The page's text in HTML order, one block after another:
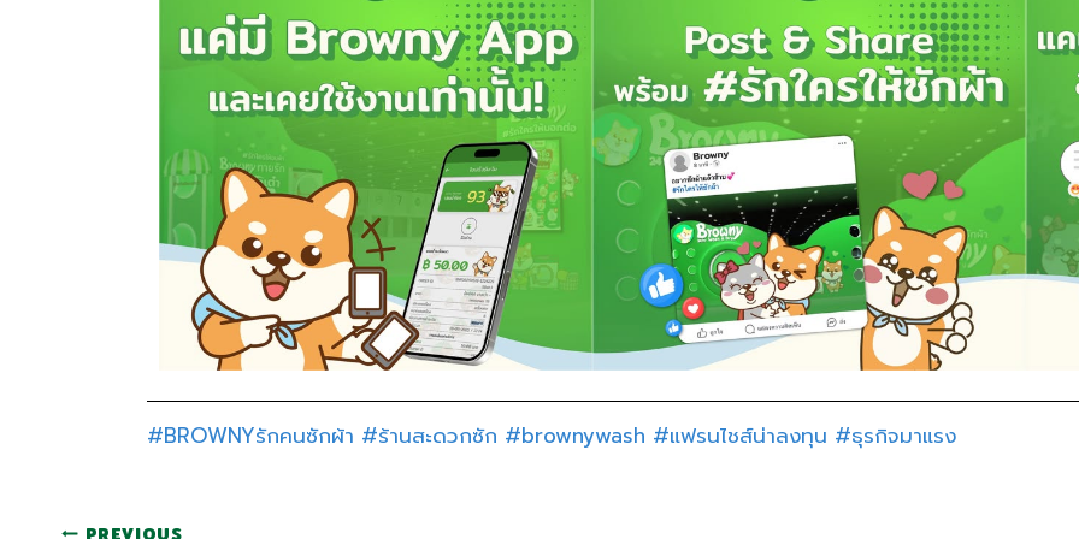
#BROWNYรักคนซักผ้า #ร้านสะดวกซัก #brownywash #แฟรนไชส์น่าลงทุน #ธุรกิจมาแรง
PREVIOUS